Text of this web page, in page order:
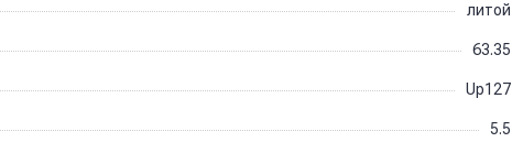
литой
63.35
Up127
5.5